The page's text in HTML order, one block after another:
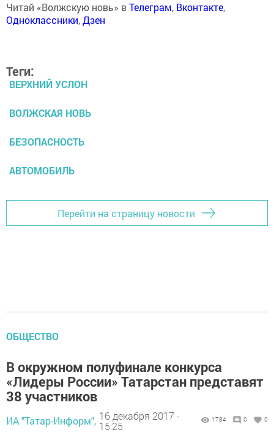
Читай «Волжскую новь» вТелеграм, Вконтакте,
Одноклассники,Дзен
Теги:
ВЕРХНИЙ УСЛОН
ВОЛЖСКАЯ НОВЬ
БЕЗОПАСНОСТЬ
АВТОМОБИЛЬ
Перейти на страницу новости
ОБЩЕСТВО
В окружном полуфинале конкурса
«Лидеры России» Татарстан представят
38 участников
ИА "Татар-Информ", 16 декабря 2017 -
15:25
1784 0 0